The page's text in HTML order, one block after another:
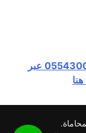
تواصل معنا الآن على الرقم التالي 0554300545 عبر
.